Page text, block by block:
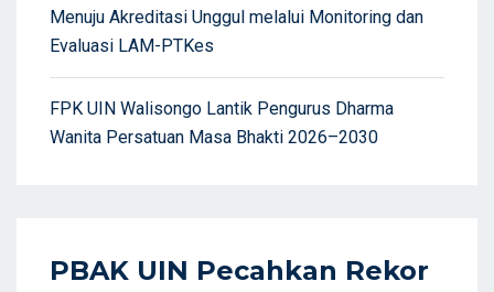
Menuju Akreditasi Unggul melalui Monitoring dan
Evaluasi LAM-PTKes
FPK UIN Walisongo Lantik Pengurus Dharma
Wanita Persatuan Masa Bhakti 2026–2030
PBAK UIN Pecahkan Rekor